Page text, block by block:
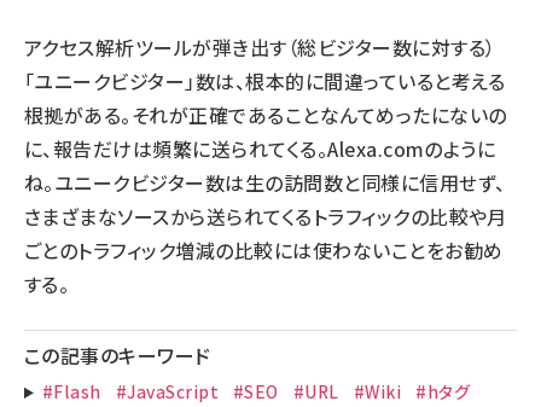
アクセス解析ツールが弾き出す（総ビジター数に対する）
「ユニークビジター」数は、根本的に間違っていると考える
根拠がある。それが正確であることなんてめったにないの
に、報告だけは頻繁に送られてくる。Alexa.comのように
ね。ユニークビジター数は生の訪問数と同様に信用せず、
さまざまなソースから送られてくるトラフィックの比較や月
ごとのトラフィック増減の比較には使わないことをお勧め
する。
この記事のキーワード
#Flash #JavaScript #SEO #URL #Wiki
#hタグ